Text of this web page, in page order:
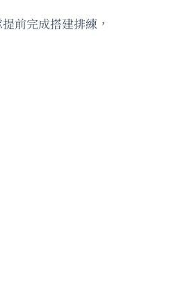
前完成搭建排練，